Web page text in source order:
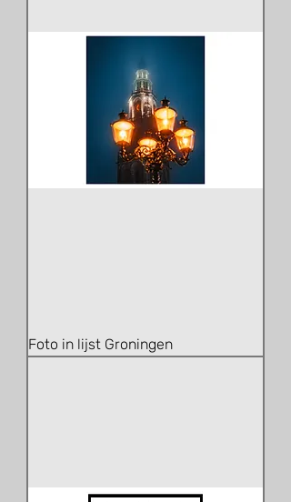
Foto in lijst Groningen